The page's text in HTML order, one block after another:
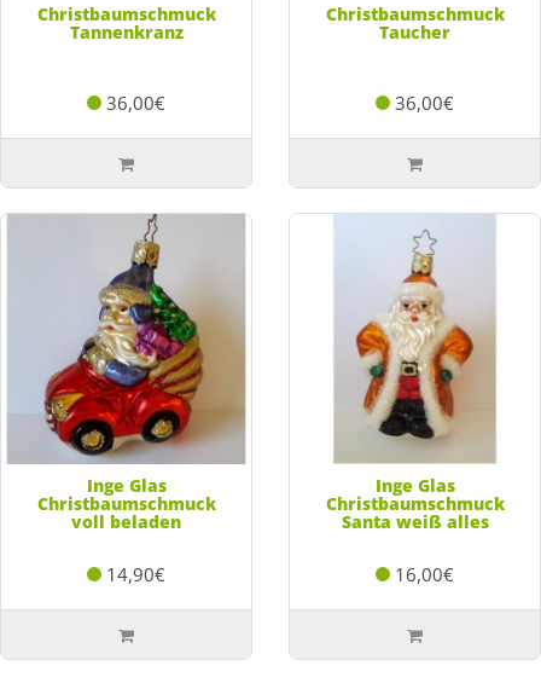
Christbaumschmuck
Tannenkranz
36,00€
Christbaumschmuck
Taucher
36,00€
Inge Glas
Christbaumschmuck
voll beladen
14,90€
Inge Glas
Christbaumschmuck
Santa weiß alles
16,00€